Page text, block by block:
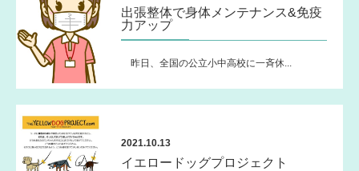
出張整体で身体メンテナンス&免疫
力アップ
昨日、全国の公立小中高校に一斉休...
2021.10.13
イエロードッグプロジェクト